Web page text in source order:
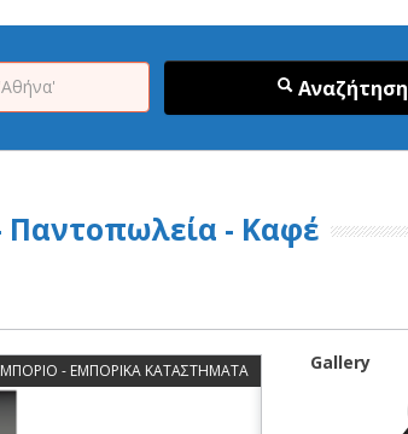
Αναζήτηση
- Καφέ
- ΕΜΠΟΡΙΚΑ ΚΑΤΑΣΤΗΜΑΤΑ Gallery